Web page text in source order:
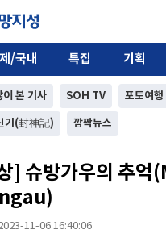
/국내 특집 기획
이 본 기사 SOH TV 포토여행
기(封神記) 깜짝뉴스
] 슈방가우의 추
11-06 16:40:06